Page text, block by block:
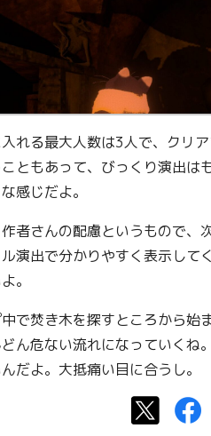
れる最大人数は3人で、クリ
ともあって、びっくり演出は
感じだよ。
者さんの配慮というもので、
演出で分かりやすく表示し
。
で焚き木を探すところから始
ん危ない流れになっていくね
だよ。大抵痛い目に合うし。
Twitter